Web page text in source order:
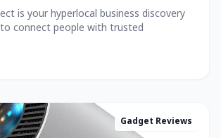
is your hyperlocal business discovery
connect people with trusted
Gadget Reviews